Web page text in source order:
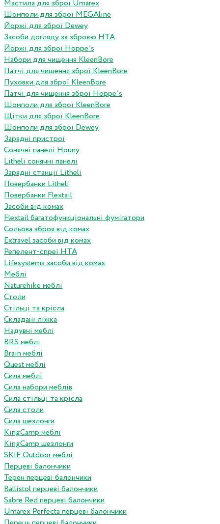
Мастила для зброї Umarex
Шомполи для зброї MEGAline
Йоржі для зброї Dewey
Засоби догляду за зброєю HTA
Йоржі для зброї Hoppe`s
Набори для чищення KleenBore
Патчі для чищення зброї KleenBore
Пуховки для зброї KleenBore
Патчі для чищення зброї Hoppe`s
Шомполи для зброї KleenBore
Щітки для зброї KleenBore
Шомполи для зброї Dewey
Зарядні пристрої
Сонячні панелі Houny
Litheli сонячні панелі
Зарядні станції Litheli
Повербанки Litheli
Повербанки Flextail
Засоби від комах
Flextail багатофункціональні фумігатори
Сольова зброя від комах
Extravel засоби від комах
Репелент-спреї HTA
Lifesystems засоби від комах
Меблі
Naturehike меблі
Столи
Стільці та крісла
Складані ліжка
Надувні меблі
BRS меблі
Brain меблі
Quest меблі
Сила меблі
Сила набори меблів
Сила стільці та крісла
Сила столи
Сила шезлонги
KingCamp меблі
KingCamp шезлонги
SKIF Outdoor меблі
Перцеві балончики
Терен перцеві балончики
Ballistol перцеві балончики
Sabre Red перцеві балончики
Umarex Perfecta перцеві балончики